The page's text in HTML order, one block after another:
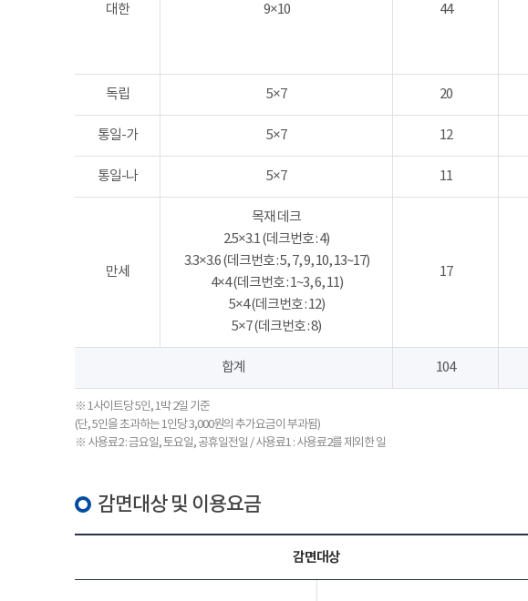
대한 9×10 44
독립 5×7 20
통일-가 5×7 12
통일-나 5×7 11
만세
목재 데크
2.5×3.1 (데크번호 : 4)
3.3×3.6 (데크번호 : 5, 7, 9, 10, 13~17)
4×4 (데크번호 : 1~3, 6, 11)
5×4 (데크번호 : 12)
5×7 (데크번호 : 8)
17
합계 104
※ 1사이트당 5인, 1박 2일 기준
(단, 5인을 초과하는 1인당 3,000원의 추가요금이 부과됨)
※ 사용료2 : 금요일, 토요일, 공휴일전일 / 사용료1 : 사용료2를 제외한 일
감면대상 및 이용요금
감면대상